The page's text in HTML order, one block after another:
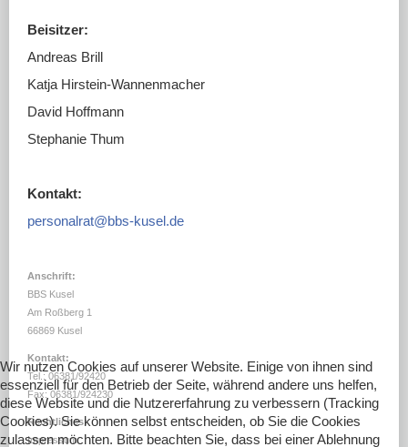
LINKS
Beisitzer:
Andreas Brill
Katja Hirstein-Wannenmacher
David Hoffmann
Stephanie Thum
Kontakt:
personalrat@bbs-kusel.de
Anschrift:
BBS Kusel
Am Roßberg 1
66869 Kusel
Kontakt:
Tel.: 06381/92420
Fax: 06381/924230
Rechtliches:
Impressum
Wir nutzen Cookies auf unserer Website. Einige von ihnen sind
essenziell für den Betrieb der Seite, während andere uns helfen,
diese Website und die Nutzererfahrung zu verbessern (Tracking
Cookies). Sie können selbst entscheiden, ob Sie die Cookies
zulassen möchten. Bitte beachten Sie, dass bei einer Ablehnung